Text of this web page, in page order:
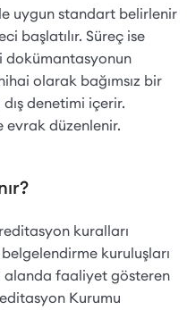
uygun standart belirlenir
başlatılır. Süreç ise
dokümantasyonun
olarak bağımsız bir
denetimi içerir.
evrak düzenlenir.
kuralları
kuruluşları
alanda faaliyet gösteren
Kurumu